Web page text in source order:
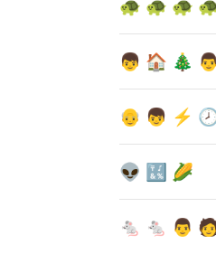
🐢 🐢 🐢
👦 🏠 🎄
👴 👦 ⚡
👽 🔣 🌽
🐁 🐁 👨